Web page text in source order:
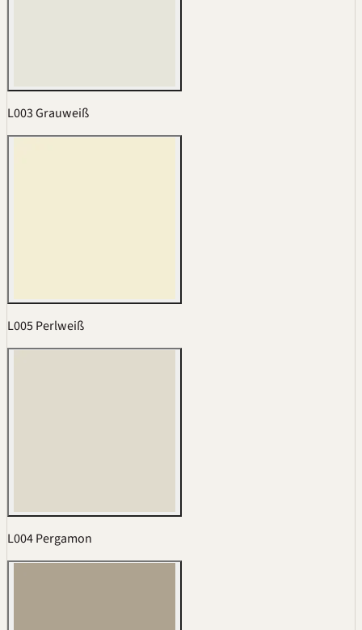
L003 Grauweiß
L005 Perlweiß
L004 Pergamon